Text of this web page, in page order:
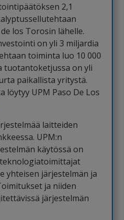
2,1
los Torosin lähelle.
on yli 3 miljardia
toiminta luo 10 000
tuotantoketjussa on yli
paikallista yritystä.
löytyy UPM Paso De Los
laitteiden
UPM:n
käytössä on
yhteisen järjestelmän ja
ja niiden
järjestelmän